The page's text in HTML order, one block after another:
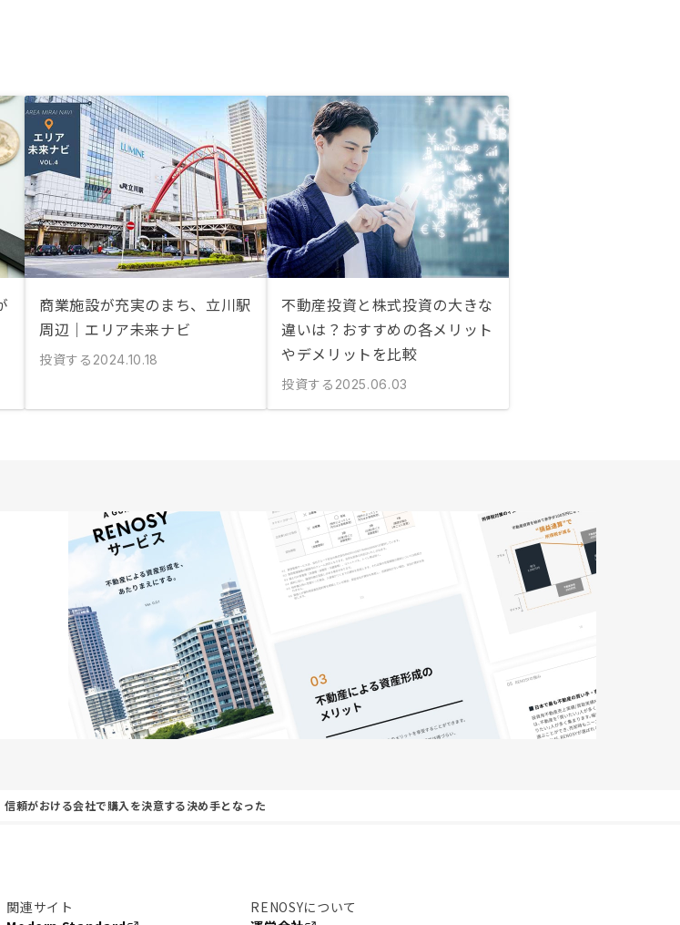
商業施設が充実のまち、立川駅
周辺｜エリア未来ナビ
投資する 2024.10.18
不動産投資と株式投資の大きな
違いは？おすすめの各メリット
やデメリットを比較
投資する 2025.06.03
信頼がおける会社で購入を決意する決め手となった
関連サイト
RENOSYについて